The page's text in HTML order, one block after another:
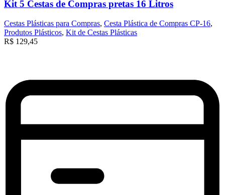
Kit 5 Cestas de Compras pretas 16 Litros
Cestas Plásticas para Compras, Cesta Plástica de Compras CP-16,
Produtos Plásticos, Kit de Cestas Plásticas
R$ 129,45